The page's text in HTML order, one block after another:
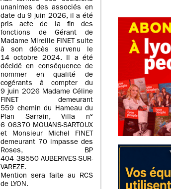
unanimes des associés en
date du 9 juin 2026, il a été
pris acte de la fin des
fonctions de Gérant de
Madame Mireille FINET suite
à son décès survenu le
14 octobre 2024. Il a été
décidé en conséquence de
nommer en qualité de
cogérants à compter du
9 juin 2026 Madame Céline
FINET demeurant
559 chemin du Hameau du
Plan Sarrain, Villa n°
6 06370 MOUANS-SARTOUX
et Monsieur Michel FINET
demeurant 70 impasse des
Roses, BP
404 38550 AUBERIVES-SUR-
VAREZE.
Mention sera faite au RCS
de LYON.